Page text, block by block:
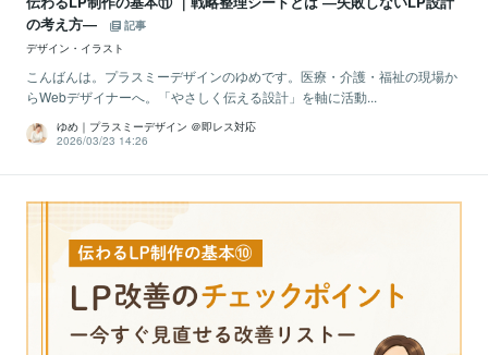
の考え方―
記事
デザイン・イラスト
こんばんは。プラスミーデザインのゆめです。医療・介護・福祉の現場か
らWebデザイナーへ。「やさしく伝える設計」を軸に活動...
ゆめ｜プラスミーデザイン ＠即レス対応
2026/03/23 14:26